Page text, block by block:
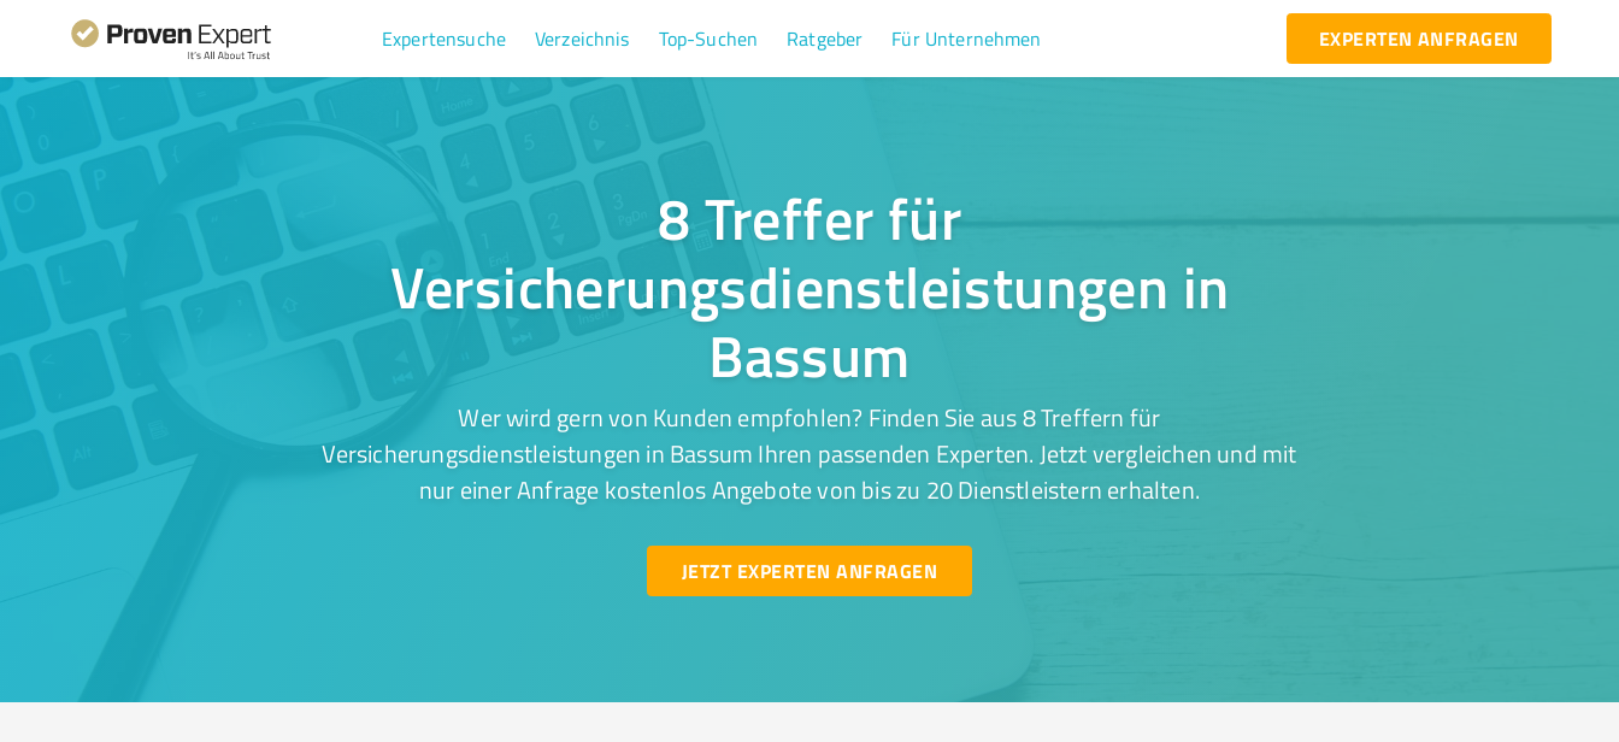
Expertensuche Verzeichnis Top-Suchen Ratgeber Für Unternehmen EXPERTEN ANFRAGEN
8 Treffer für
Versicherungsdienstleistungen in
Bassum
Wer wird gern von Kunden empfohlen? Finden Sie aus 8 Treffern für
Versicherungsdienstleistungen in Bassum Ihren passenden Experten. Jetzt vergleichen und mit
nur einer Anfrage kostenlos Angebote von bis zu 20 Dienstleistern erhalten.
JETZT EXPERTEN ANFRAGEN